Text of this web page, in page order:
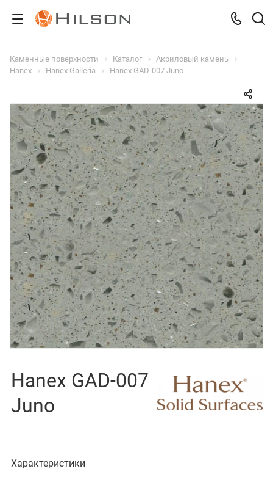
Каменные поверхности Каталог
Акриловый камень
Hanex
Hanex Galleria Hanex GAD-007 Juno
Hanex GAD-007
Juno
Характеристики